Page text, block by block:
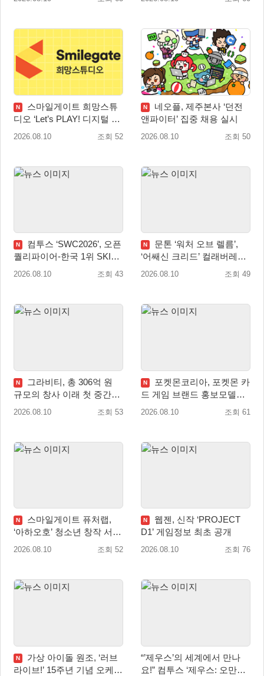
N
스마일게이트 희망스튜
디오 ‘Let’s PLAY! 디지털 창
작 탐험대’ 참여 기관 및 멘
2026.08.10 조회 52
N
네오플, 제주본사 ‘던전
앤파이터’ 집중 채용 실시
2026.08.10 조회 50
N
컴투스 ‘SWC2026’, 오픈
퀄리파이어-한국 1위 SKIT
월드 파이널 진출!
2026.08.10 조회 43
N
문톤 ‘워처 오브 렐름’,
‘어쌔신 크리드’ 컬래버레이
션 8월 20일 실시
2026.08.10 조회 49
N
그라비티, 총 306억 원
규모의 창사 이래 첫 중간배
당 확정
2026.08.10 조회 53
N
포켓몬코리아, 포켓몬 카
드 게임 브랜드 홍보모델로
배우 변우석 선정!
2026.08.10 조회 61
N
스마일게이트 퓨처랩,
‘아하오호’ 청소년 창작 서포
터즈 ‘아크크’ 1기 발족
2026.08.10 조회 52
N
웹젠, 신작 ‘PROJECT
D1’ 게임정보 최초 공개
2026.08.10 조회 76
N
가상 아이돌 원조, ‘러브
라이브!’ 15주년 기념 오케스
“’제우스’의 세계에서 만나
요!” 컴투스 ‘제우스: 오만의